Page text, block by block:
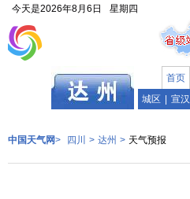
今天是2026年8月6日
星期四
首页
城区
宣汉
中国天气网> 四川 > 达州 > 天气预报